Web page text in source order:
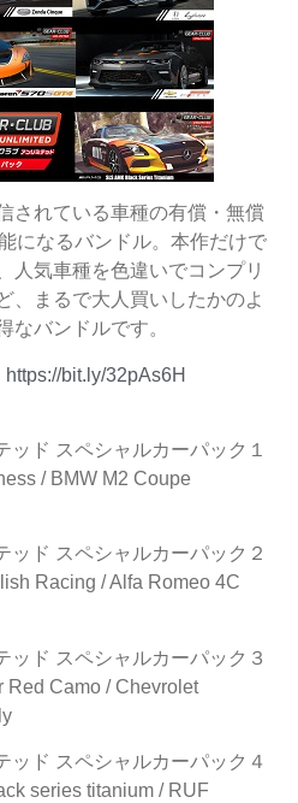
されている車種の有償・無償
になるバンドル。本作だけで
人気車種を色違いでコンプリ
、まるで大人買いしたかのよ
なバンドルです。
https://bit.ly/32pAs6H
ド スペシャルカーパック１
/ BMW M2 Coupe
ッド スペシャルカーパック２
Racing / Alfa Romeo 4C
ッド スペシャルカーパック３
Red Camo / Chevrolet
ッド スペシャルカーパック４
series titanium / RUF